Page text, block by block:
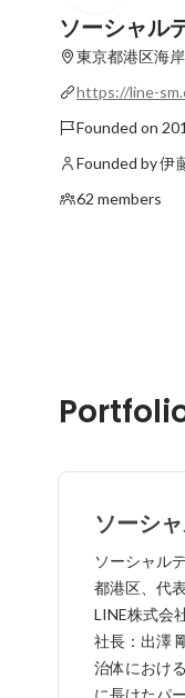
ソーシャル
東京都港区海
https://line-
Founded on
Founded by 伊
62 members
ソーシ
「
て、行
活用を
定
ソーシャル
都港区、代
LINE株式会
社長：出澤
治体におけ
に長けたパ